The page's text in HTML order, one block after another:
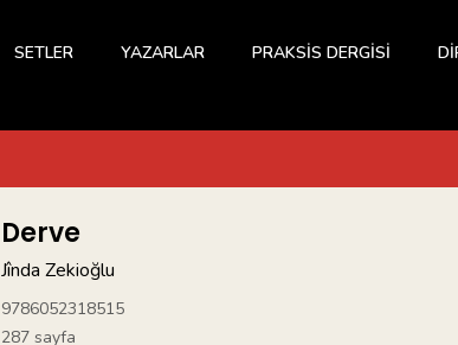
SETLER YAZARLAR PRAKSİS DERGİSİ
Derve
Jînda Zekioğlu
9786052318515
287 sayfa